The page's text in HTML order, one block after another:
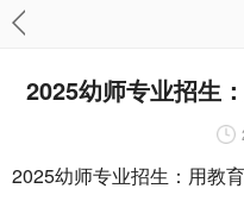
2025幼师专业招生
2025幼师专业招生：用教